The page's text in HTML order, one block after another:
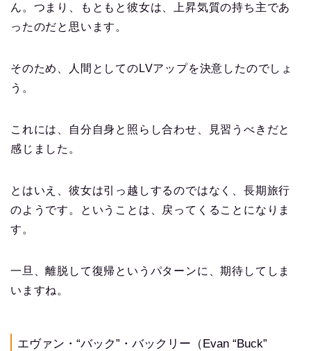
ん。つまり、もともと彼女は、上昇気質の持ち主であ
ったのだと思います。
そのため、人間としてのLVアップを決意したのでしょ
う。
これには、自分自身と照らし合わせ、見習うべきだと
感じました。
とはいえ、彼女は引っ越しするのではなく、長期旅行
のようです。ということは、戻ってくることになりま
す。
一旦、離脱して復帰というパターンに、期待してしま
いますね。
エヴァン・“バック”・バックリー（Evan “Buck”